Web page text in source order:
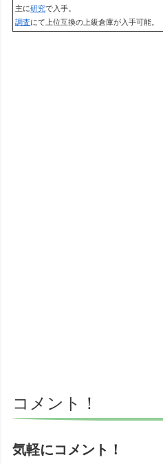
主に研究で入手。
調査にて上位互換の上級倉庫が入手可能。
コメント！
気軽にコメント！